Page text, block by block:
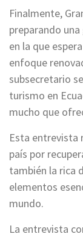
Finalmente,
preparando
en la que
enfoque
subsecretario
turismo en
mucho que
Esta entrevista
país por
también la rica
elementos
mundo.
La entrevista